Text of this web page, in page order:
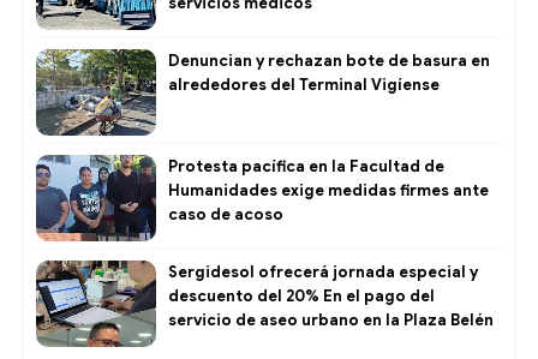
Denuncian y rechazan bote de basura en
alrededores del Terminal Vigíense
Protesta pacífica en la Facultad de
Humanidades exige medidas firmes ante
caso de acoso
Sergidesol ofrecerá jornada especial y
descuento del 20% En el pago del
servicio de aseo urbano en la Plaza Belén